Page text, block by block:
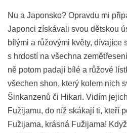
Nu a Japonsko? Opravdu mi
Japonci získávali svou dětskou
bílými a růžovými květy, dívajíce
s hrdostí na všechna
ně potom padají bílé a růžové
všechen shon, který kolem nich
Šinkanzenů či Hikari. Vidím
Fužijamu, do níž skákají ti, kteří
Fužijama, krásná Fužijama!